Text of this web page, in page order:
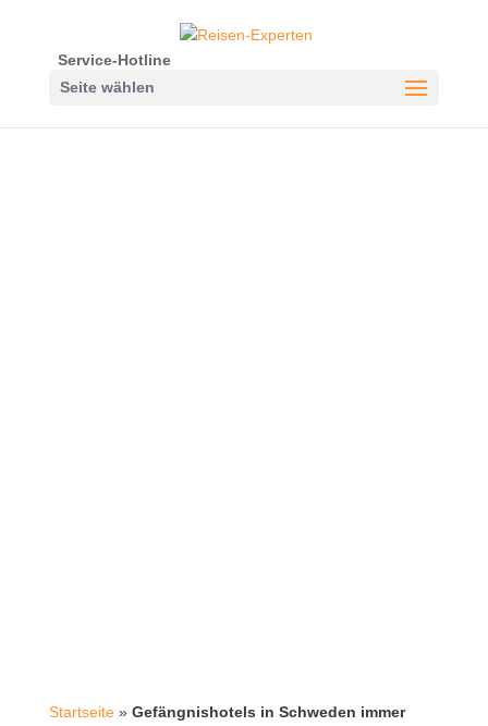
Service-Hotline
Seite wählen
Startseite» Gefängnishotels in Schweden immer